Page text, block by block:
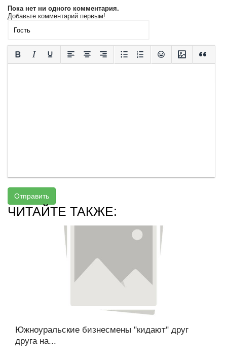
Пока нет ни одного комментария.
Добавьте комментарий первым!
Отправить
ЧИТАЙТЕ ТАКЖЕ:
Южноуральские бизнесмены "кидают" друг
друга на...